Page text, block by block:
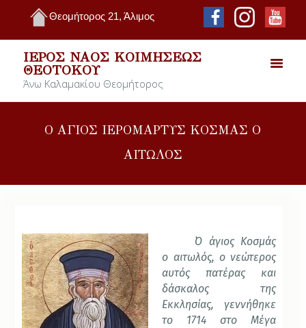
Θεομήτορος 21, Άλιμος
ΙΕΡΌΣ ΝΑΌΣ ΚΟΙΜΉΣΕΩΣ
ΘΕΟΤΌΚΟΥ
Άνω Καλαμακίου Θεομήτορος
Ο ΑΓΙΟΣ ΙΕΡΟΜΑΡΤΥΣ ΚΟΣΜΑΣ Ο
ΑΙΤΩΛΟΣ
῾Ο άγιος Κοσμάς
ο αιτωλός, ο νεώτερος
αυτός πατέρας και
δάσκαλος της
Εκκλησίας, γεννήθηκε
το 1714 στο Μέγα